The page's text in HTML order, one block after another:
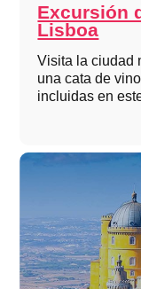
Excursión
Lisboa
Visita la ciudad
una cata de
incluidas en